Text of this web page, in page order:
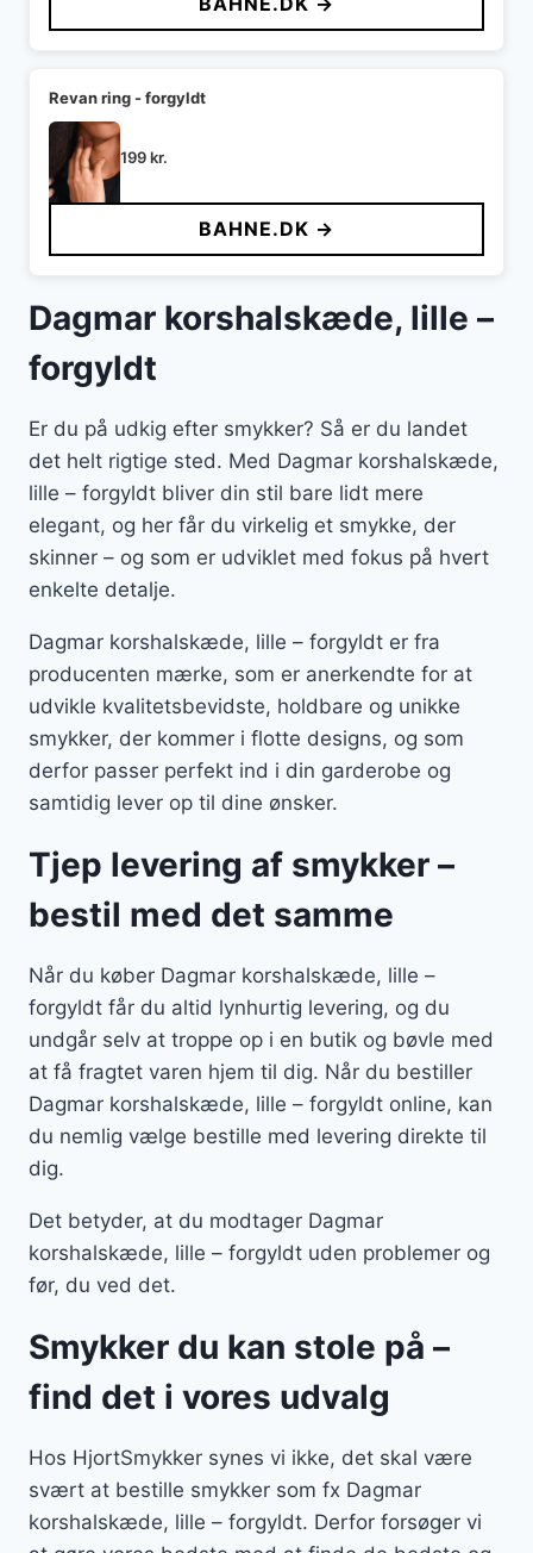
Revan ring - forgyldt
199kr.
BAHNE.DK →
Dagmar korshalskæde, lille –
forgyldt
Er du på udkig efter smykker? Så er du landet
det helt rigtige sted. Med Dagmar korshalskæde,
lille – forgyldt bliver din stil bare lidt mere
elegant, og her får du virkelig et smykke, der
skinner – og som er udviklet med fokus på hvert
enkelte detalje.
Dagmar korshalskæde, lille – forgyldt er fra
producenten mærke, som er anerkendte for at
udvikle kvalitetsbevidste, holdbare og unikke
smykker, der kommer i flotte designs, og som
derfor passer perfekt ind i din garderobe og
samtidig lever op til dine ønsker.
Tjep levering af smykker –
bestil med det samme
Når du køber Dagmar korshalskæde, lille –
forgyldt får du altid lynhurtig levering, og du
undgår selv at troppe op i en butik og bøvle med
at få fragtet varen hjem til dig. Når du bestiller
Dagmar korshalskæde, lille – forgyldt online, kan
du nemlig vælge bestille med levering direkte til
dig.
Det betyder, at du modtager Dagmar
korshalskæde, lille – forgyldt uden problemer og
før, du ved det.
Smykker du kan stole på –
find det i vores udvalg
Hos HjortSmykker synes vi ikke, det skal være
svært at bestille smykker som fx Dagmar
korshalskæde, lille – forgyldt. Derfor forsøger vi